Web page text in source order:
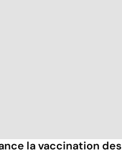
la vaccination des